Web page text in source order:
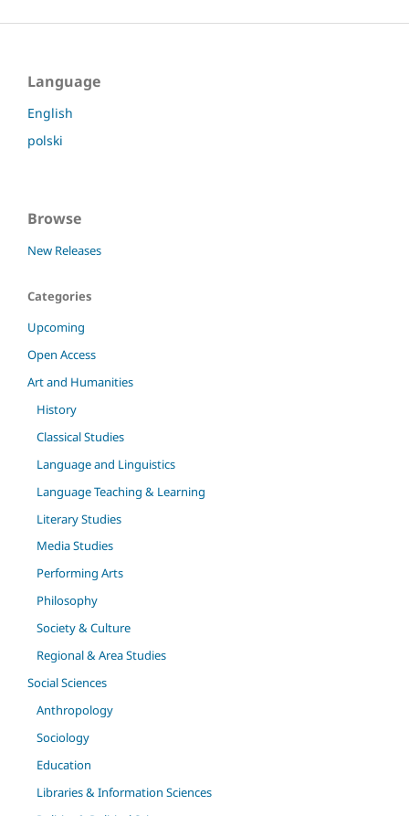
Language
English
polski
Browse
New Releases
Categories
Upcoming
Open Access
Art and Humanities
History
Classical Studies
Language and Linguistics
Language Teaching & Learning
Literary Studies
Media Studies
Performing Arts
Philosophy
Society & Culture
Regional & Area Studies
Social Sciences
Anthropology
Sociology
Education
Libraries & Information Sciences